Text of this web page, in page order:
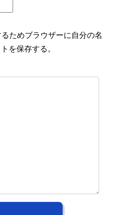
ためブラウザーに自分の名
を保存する。